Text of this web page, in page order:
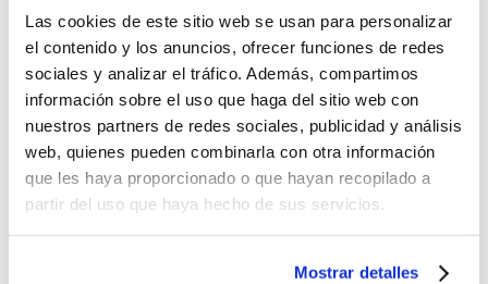
Las cookies de este sitio web se usan para personalizar
el contenido y los anuncios, ofrecer funciones de redes
sociales y analizar el tráfico. Además, compartimos
información sobre el uso que haga del sitio web con
nuestros partners de redes sociales, publicidad y análisis
web, quienes pueden combinarla con otra información
que les haya proporcionado o que hayan recopilado a
partir del uso que haya hecho de sus servicios.
Mostrar detalles
veces no hemos «arreglado el mundo» en una buena
sobremesa…
Pero el respeto a los orígenes no esta reñido con estar
totalmente integrados en la era 2.0,
¿aun no nos sigues enTwitter o Facebook?
No emprendemos el camino solos… nos rodeamos de los
mejores para alcanzar la excelencia